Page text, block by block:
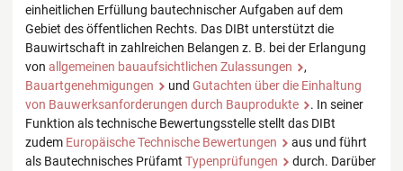
einheitlichen Erfüllung bautechnischer Aufgaben auf dem
Gebiet des öffentlichen Rechts. Das DIBt unterstützt die
Bauwirtschaft in zahlreichen Belangen z. B. bei der Erlangung
von allgemeinen bauaufsichtlichen Zulassungen
,
Bauartgenehmigungen
und Gutachten über die Einhaltung
von Bauwerksanforderungen durch Bauprodukte
. In seiner
Funktion als technische Bewertungsstelle stellt das DIBt
zudem Europäische Technische Bewertungen
aus und führt
als Bautechnisches Prüfamt Typenprüfungen
durch. Darüber